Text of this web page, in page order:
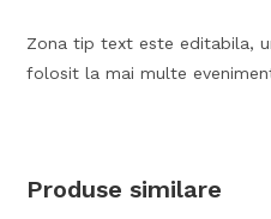
Zona tip text este editabila,
folosit la mai multe
Produse similare